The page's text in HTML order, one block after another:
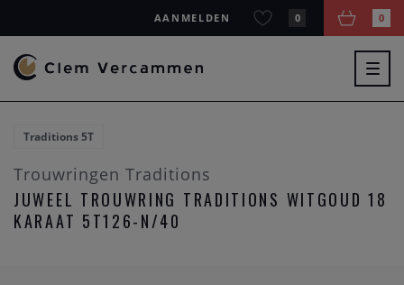
AANMELDEN 0 0
Traditions 5T
Trouwringen Traditions
JUWEEL TROUWRING TRADITIONS WITGOUD 18
KARAAT 5T126-N/40